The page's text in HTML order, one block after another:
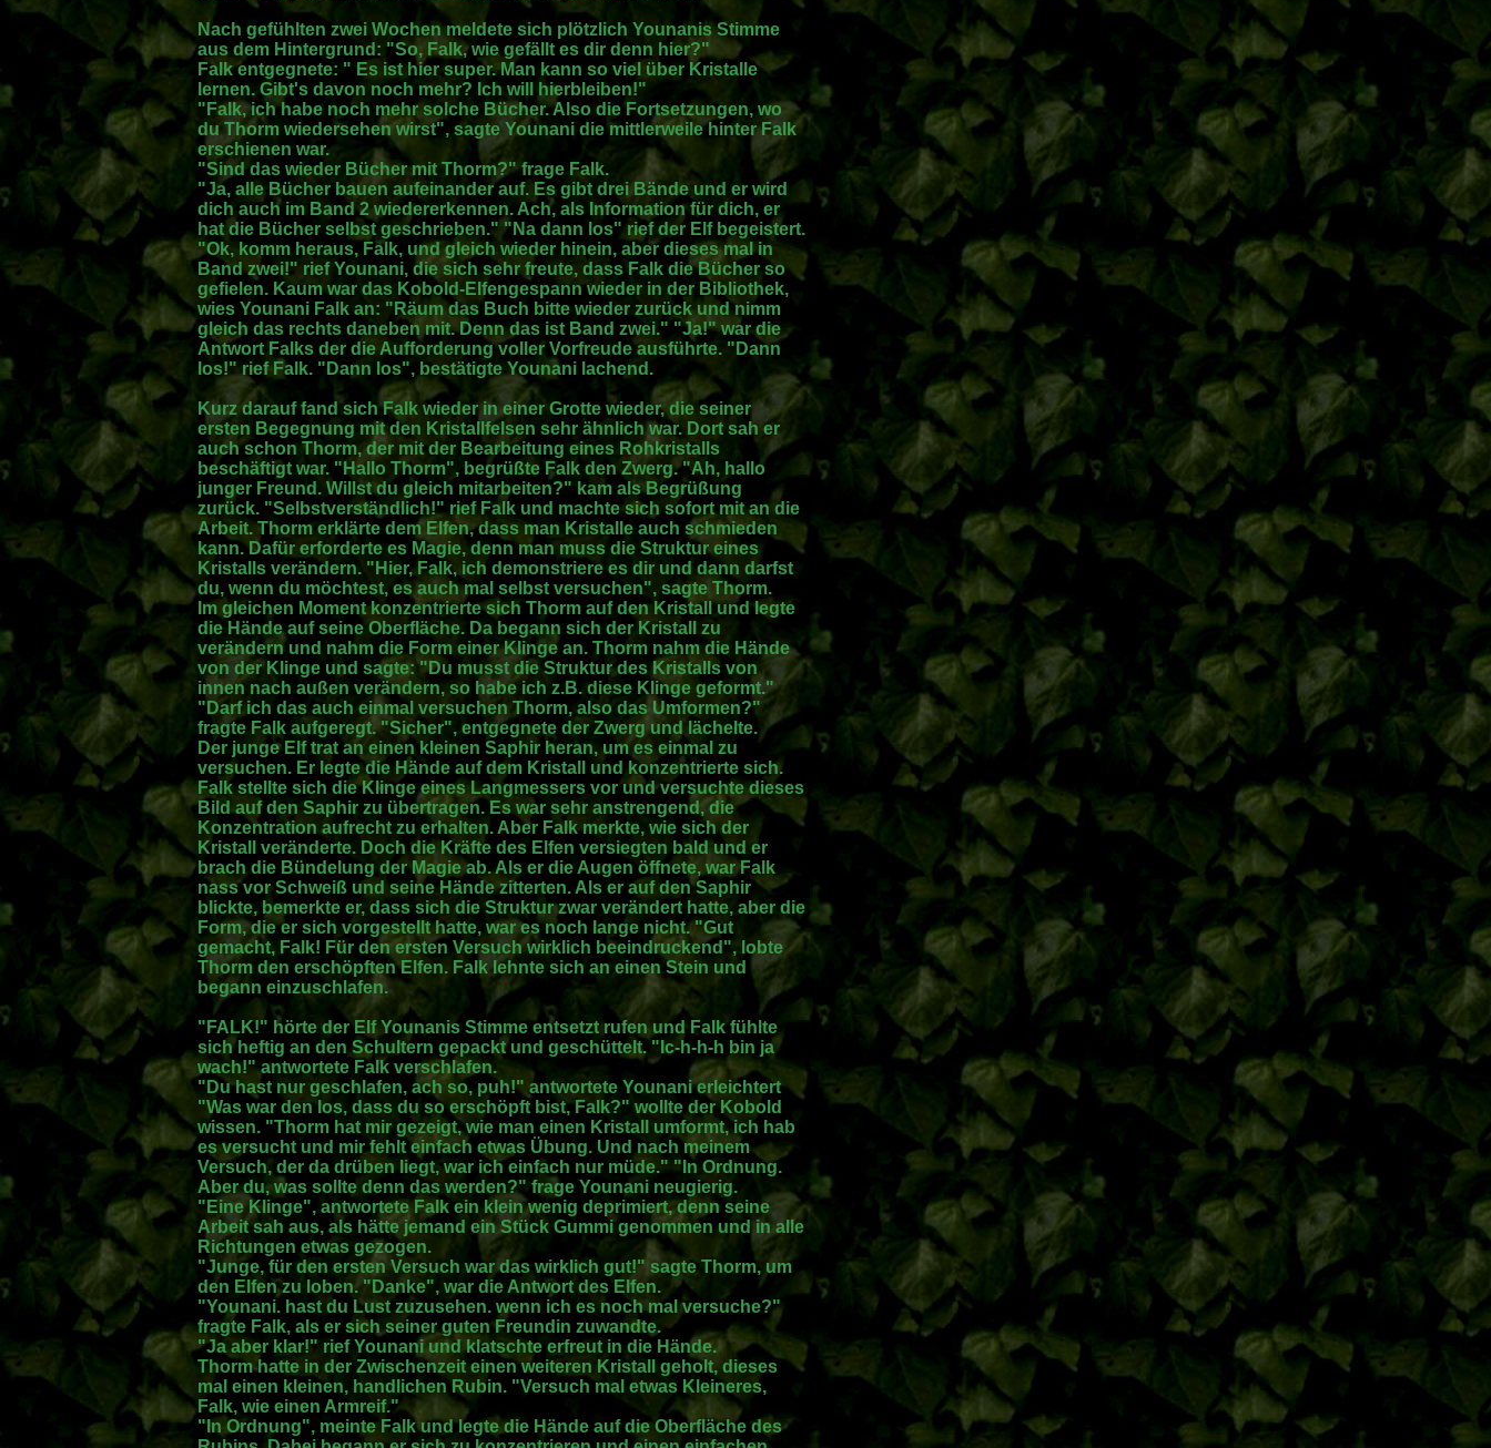
Nach gefühlten zwei Wochen meldete sich plötzlich Younanis Stimme
aus dem Hintergrund: "So, Falk, wie gefällt es dir denn hier?"
Falk entgegnete: " Es ist hier super. Man kann so viel über Kristalle
lernen. Gibt's davon noch mehr? Ich will hierbleiben!"
"Falk, ich habe noch mehr solche Bücher. Also die Fortsetzungen, wo
du Thorm wiedersehen wirst", sagte Younani die mittlerweile hinter Falk
erschienen war.
"Sind das wieder Bücher mit Thorm?" frage Falk.
"Ja, alle Bücher bauen aufeinander auf. Es gibt drei Bände und er wird
dich auch im Band 2 wiedererkennen. Ach, als Information für dich, er
hat die Bücher selbst geschrieben." "Na dann los" rief der Elf begeistert.
"Ok, komm heraus, Falk, und gleich wieder hinein, aber dieses mal in
Band zwei!" rief Younani, die sich sehr freute, dass Falk die Bücher so
gefielen. Kaum war das Kobold-Elfengespann wieder in der Bibliothek,
wies Younani Falk an: "Räum das Buch bitte wieder zurück und nimm
gleich das rechts daneben mit. Denn das ist Band zwei." "Ja!" war die
Antwort Falks der die Aufforderung voller Vorfreude ausführte. "Dann
los!" rief Falk. "Dann los", bestätigte Younani lachend.
Kurz darauf fand sich Falk wieder in einer Grotte wieder, die seiner
ersten Begegnung mit den Kristallfelsen sehr ähnlich war. Dort sah er
auch schon Thorm, der mit der Bearbeitung eines Rohkristalls
beschäftigt war. "Hallo Thorm", begrüßte Falk den Zwerg. "Ah, hallo
junger Freund. Willst du gleich mitarbeiten?" kam als Begrüßung
zurück. "Selbstverständlich!" rief Falk und machte sich sofort mit an die
Arbeit. Thorm erklärte dem Elfen, dass man Kristalle auch schmieden
kann. Dafür erforderte es Magie, denn man muss die Struktur eines
Kristalls verändern. "Hier, Falk, ich demonstriere es dir und dann darfst
du, wenn du möchtest, es auch mal selbst versuchen", sagte Thorm.
Im gleichen Moment konzentrierte sich Thorm auf den Kristall und legte
die Hände auf seine Oberfläche. Da begann sich der Kristall zu
verändern und nahm die Form einer Klinge an. Thorm nahm die Hände
von der Klinge und sagte: "Du musst die Struktur des Kristalls von
innen nach außen verändern, so habe ich z.B. diese Klinge geformt."
"Darf ich das auch einmal versuchen Thorm, also das Umformen?"
fragte Falk aufgeregt. "Sicher", entgegnete der Zwerg und lächelte.
Der junge Elf trat an einen kleinen Saphir heran, um es einmal zu
versuchen. Er legte die Hände auf dem Kristall und konzentrierte sich.
Falk stellte sich die Klinge eines Langmessers vor und versuchte dieses
Bild auf den Saphir zu übertragen. Es war sehr anstrengend, die
Konzentration aufrecht zu erhalten. Aber Falk merkte, wie sich der
Kristall veränderte. Doch die Kräfte des Elfen versiegten bald und er
brach die Bündelung der Magie ab. Als er die Augen öffnete, war Falk
nass vor Schweiß und seine Hände zitterten. Als er auf den Saphir
blickte, bemerkte er, dass sich die Struktur zwar verändert hatte, aber die
Form, die er sich vorgestellt hatte, war es noch lange nicht. "Gut
gemacht, Falk! Für den ersten Versuch wirklich beeindruckend", lobte
Thorm den erschöpften Elfen. Falk lehnte sich an einen Stein und
begann einzuschlafen.
"FALK!" hörte der Elf Younanis Stimme entsetzt rufen und Falk fühlte
sich heftig an den Schultern gepackt und geschüttelt. "Ic-h-h-h bin ja
wach!" antwortete Falk verschlafen.
"Du hast nur geschlafen, ach so, puh!" antwortete Younani erleichtert
"Was war den los, dass du so erschöpft bist, Falk?" wollte der Kobold
wissen. "Thorm hat mir gezeigt, wie man einen Kristall umformt, ich hab
es versucht und mir fehlt einfach etwas Übung. Und nach meinem
Versuch, der da drüben liegt, war ich einfach nur müde." "In Ordnung.
Aber du, was sollte denn das werden?" frage Younani neugierig.
"Eine Klinge", antwortete Falk ein klein wenig deprimiert, denn seine
Arbeit sah aus, als hätte jemand ein Stück Gummi genommen und in alle
Richtungen etwas gezogen.
"Junge, für den ersten Versuch war das wirklich gut!" sagte Thorm, um
den Elfen zu loben. "Danke", war die Antwort des Elfen.
"Younani. hast du Lust zuzusehen. wenn ich es noch mal versuche?"
fragte Falk, als er sich seiner guten Freundin zuwandte.
"Ja aber klar!" rief Younani und klatschte erfreut in die Hände.
Thorm hatte in der Zwischenzeit einen weiteren Kristall geholt, dieses
mal einen kleinen, handlichen Rubin. "Versuch mal etwas Kleineres,
Falk, wie einen Armreif."
"In Ordnung", meinte Falk und legte die Hände auf die Oberfläche des